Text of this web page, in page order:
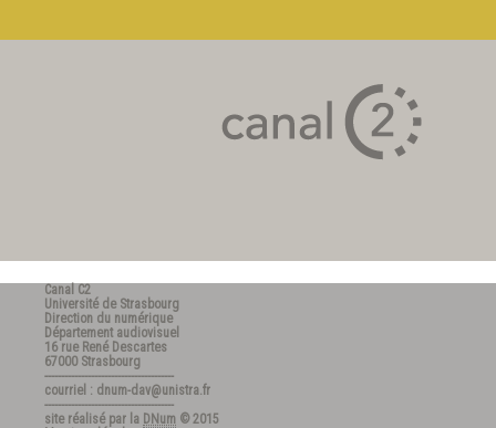
Canal C2
Université de Strasbourg
Direction du numérique
Département audiovisuel
16 rue René Descartes
67000 Strasbourg
---------------------------------------
courriel : dnum-dav@unistra.fr
---------------------------------------
site réalisé par la DNum © 2015